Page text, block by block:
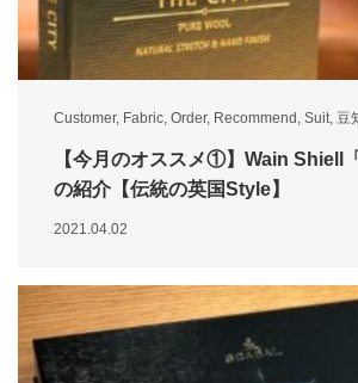
Customer, Fabric, Order, Recommend , Suit, 豆
【今月のオススメ①】Wain Shiell
の紹介【伝統の英国Style】
2021.04.02